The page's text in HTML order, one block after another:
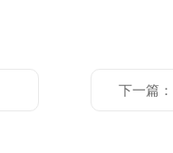
下一篇：